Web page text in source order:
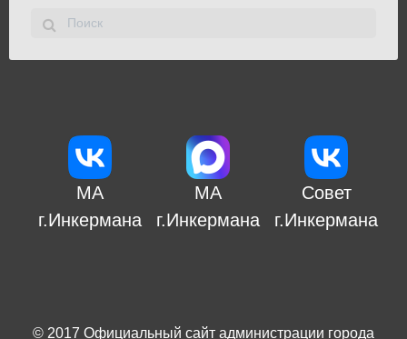
МА
г.Инкермана
МА
г.Инкермана
Совет
г.Инкермана
© 2017 Официальный сайт администрации города